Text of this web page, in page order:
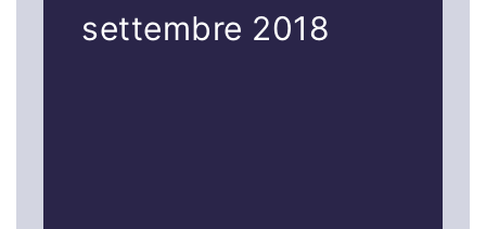
settembre 2018